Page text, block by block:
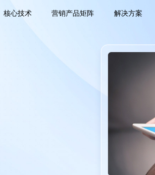
核心技术 营销产品矩阵 解决方案